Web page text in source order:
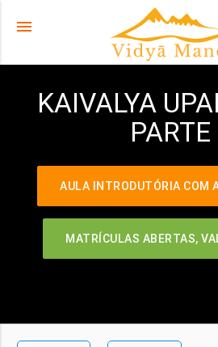
menu
KAIVALYA
PARTE
AULA INTRODUTÓRIA COM
MATRÍCULAS ABERTAS,